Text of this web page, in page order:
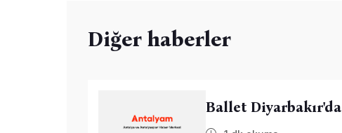
Diğer haberler
Ballet Diyarbakır'da